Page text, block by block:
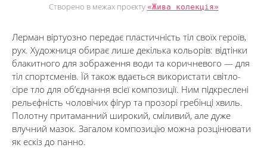
Створено в межах проєкту«Жива колекція»
Лерман віртуозно передає пластичність тіл своїх героїв,
рух. Художниця обирає лише декілька кольорів: відтінки
блакитного для зображення води та коричневого — для
тіл спортсменів. Їй також вдається використати світло-
сіре тло для об’єднання всієї композиції. Ним підкреслені
рельєфність чоловічих фігур та прозорі гребінці хвиль.
Полотну притаманний широкий, сміливий, але дуже
влучний мазок. Загалом композицію можна розцінювати
як ескіз до панно.